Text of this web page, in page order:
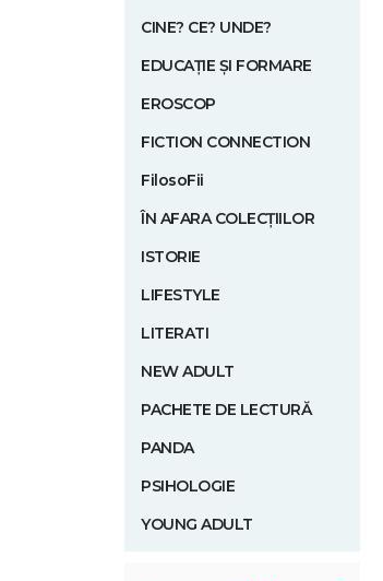
CINE? CE? UNDE?
EDUCAȚIE ȘI FORMARE
EROSCOP
FICTION CONNECTION
FilosoFii
ÎN AFARA COLECȚIILOR
ISTORIE
LIFESTYLE
LITERATI
NEW ADULT
PACHETE DE LECTURĂ
PANDA
PSIHOLOGIE
YOUNG ADULT